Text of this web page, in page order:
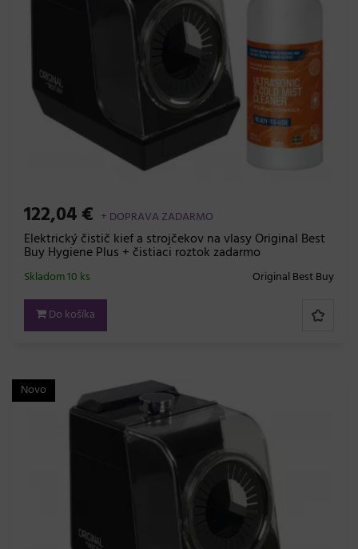
122,04 € + DOPRAVA ZADARMO
Elektrický čistič kief a strojčekov na vlasy Original Best
Buy Hygiene Plus + čistiaci roztok zadarmo
Original Best Buy
Skladom 10 ks
Do košíka
Novo